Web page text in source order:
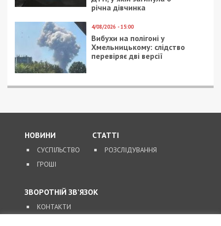
Справа “ПриватБанку”: Ігоря Коломойського та його
ПОПУЛЯРНІ НОВИНИ